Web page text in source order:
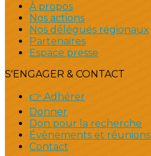
À propos
Nos actions
Nos délégués régionaux
Partenaires
Espace presse
S'ENGAGER & CONTACT
👉 Adhérer
Donner
Don pour la recherche
Événements et réunions
Contact